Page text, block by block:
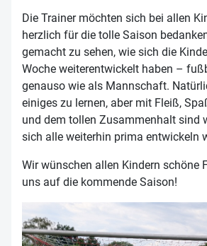
Die Trainer möchten sich bei allen
herzlich für die tolle Saison
gemacht zu sehen, wie sich die
Woche weiterentwickelt haben –
genauso wie als Mannschaft.
einiges zu lernen, aber mit Fleiß,
und dem tollen Zusammenhalt sind
sich alle weiterhin prima entwickeln
Wir wünschen allen Kindern schöne
uns auf die kommende Saison!